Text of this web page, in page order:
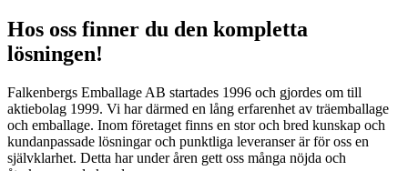
Hos oss finner du den kompletta
lösningen!
Falkenbergs Emballage AB startades 1996 och gjordes om till
aktiebolag 1999. Vi har därmed en lång erfarenhet av träemballage
och emballage. Inom företaget finns en stor och bred kunskap och
kundanpassade lösningar och punktliga leveranser är för oss en
självklarhet. Detta har under åren gett oss många nöjda och